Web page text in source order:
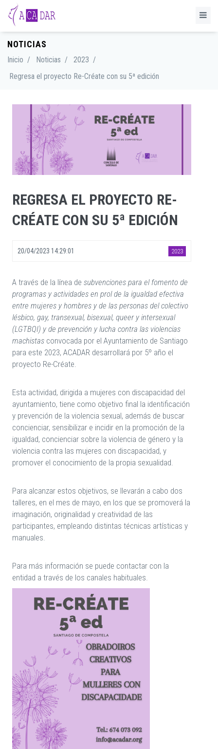
NOTICIAS
Inicio / Noticias / 2023 /
Regresa el proyecto Re-Créate con su 5ª edición
REGRESA EL PROYECTO RE-
CRÉATE CON SU 5ª EDICIÓN
20/04/2023 14:29:01 2023
A través de la línea de subvenciones para el fomento de
programas y actividades en prol de la igualdad efectiva
entre mujeres y hombres y de las personas del colectivo
lésbico, gay, transexual, bisexual, queer y intersexual
(LGTBQI) y de prevención y lucha contra las violencias
machistas convocada por el Ayuntamiento de Santiago
para este 2023, ACADAR desarrollará por 5º año el
proyecto Re-Créate.
Esta actividad, dirigida a mujeres con discapacidad del
ayuntamiento, tiene como objetivo final la identificación
y prevención de la violencia sexual, además de buscar
concienciar, sensibilizar e incidir en la promoción de la
igualdad, concienciar sobre la violencia de género y la
violencia contra las mujeres con discapacidad, y
promover el conocimiento de la propia sexualidad.
Para alcanzar estos objetivos, se llevarán a cabo dos
talleres, en el mes de mayo, en los que se promoverá la
imaginación, originalidad y creatividad de las
participantes, empleando distintas técnicas artísticas y
manuales.
Para más información se puede contactar con la
entidad a través de los canales habituales.